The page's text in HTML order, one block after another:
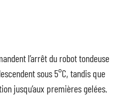
l’arrêt du robot tondeuse
sous 5°C, tandis que
jusqu’aux premières gelées.